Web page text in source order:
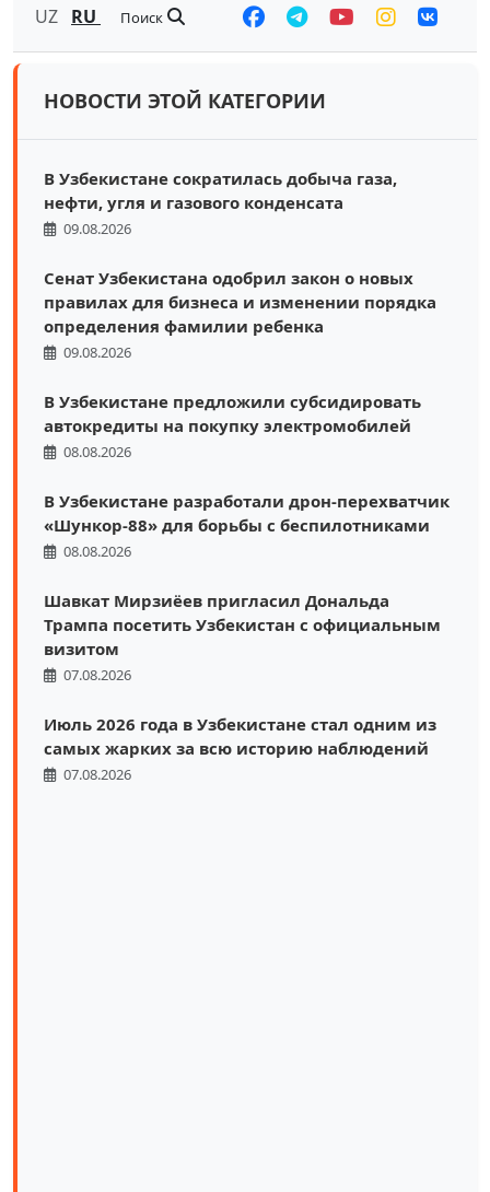
UZ RU Поиск
НОВОСТИ ЭТОЙ КАТЕГОРИИ
В Узбекистане сократилась добыча газа,
нефти, угля и газового конденсата
09.08.2026
Сенат Узбекистана одобрил закон о новых
правилах для бизнеса и изменении порядка
определения фамилии ребенка
09.08.2026
В Узбекистане предложили субсидировать
автокредиты на покупку электромобилей
08.08.2026
В Узбекистане разработали дрон-перехватчик
«Шункор-88» для борьбы с беспилотниками
08.08.2026
Шавкат Мирзиёев пригласил Дональда
Трампа посетить Узбекистан с официальным
визитом
07.08.2026
Июль 2026 года в Узбекистане стал одним из
самых жарких за всю историю наблюдений
07.08.2026